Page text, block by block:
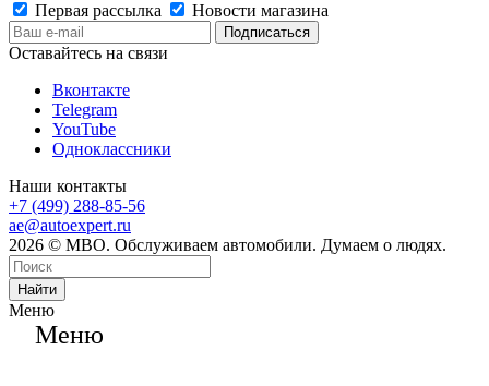
Первая рассылка
Новости магазина
Оставайтесь на связи
Вконтакте
Telegram
YouTube
Одноклассники
Наши контакты
+7 (499) 288-85-56
ae@autoexpert.ru
2026 © МВО. Обслуживаем автомобили. Думаем о людях.
Найти
Меню
Меню